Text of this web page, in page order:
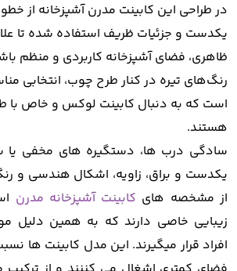
در طراحی این کابینت مدرن آشپزخانه از
یکدست و جزئیات ظریف استفاده شده تا
ظاهری، فضای آشپزخانه کاربردی و منظم
رنگ‌های تیره در کنار طرح چوب، انتخابی
است که به دنبال کابینت لوکس و خاص با
هستند.
سادگی درب ها، دستگیره های مخفی
یکدست و براق، زاویه، اشکال هندسی و
از مشخصه های کابینت آشپزخانه مدرن
زیبایی خاصی دارند که به همین دلیل
افراد قرار میگیرند. این مدل کابینت ها